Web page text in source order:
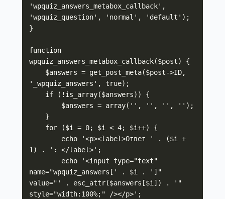
'wpquiz_answers_metabox_callback',
'wpquiz_question', 'normal', 'default');
}
function
wpquiz_answers_metabox_callback($post) {
'_wpquiz_answers', true);
1) . ': </label>';
name="wpquiz_answers[' . $i . ']"
value="' . esc_attr($answers[$i]) . '"
style="width:100%;" /></p>';